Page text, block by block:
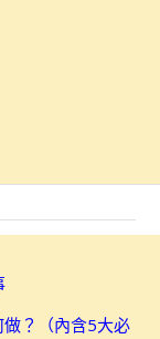
？（內含5大必